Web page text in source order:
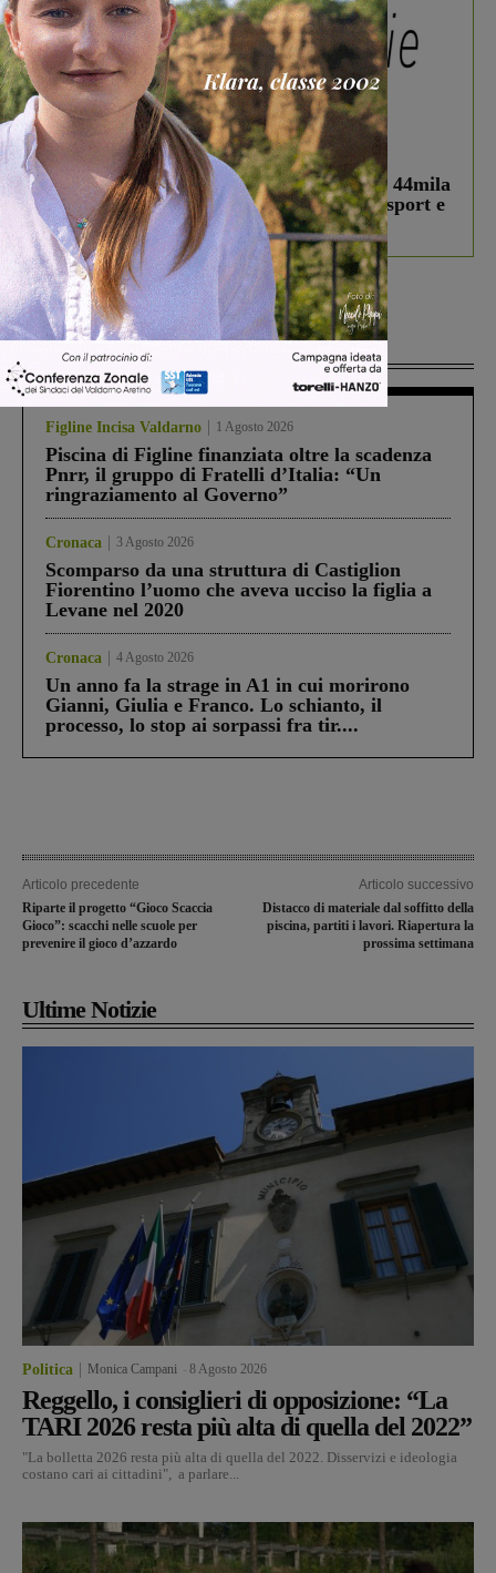
In vetrina 3 Agosto 2026
Estra Notizie agosto: Smart Cities, oltre 44mila
studenti coinvolti, torna il bando per lo sport e
debutta il podcast Estrair
Più lette
Figline Incisa Valdarno 1 Agosto 2026
Piscina di Figline finanziata oltre la scadenza
Pnrr, il gruppo di Fratelli d’Italia: “Un
ringraziamento al Governo”
Cronaca 3 Agosto 2026
Scomparso da una struttura di Castiglion
Fiorentino l’uomo che aveva ucciso la figlia a
Levane nel 2020
Cronaca 4 Agosto 2026
Un anno fa la strage in A1 in cui morirono
Gianni, Giulia e Franco. Lo schianto, il
processo, lo stop ai sorpassi fra tir....
Articolo precedente
Riparte il progetto “Gioco Scaccia
Gioco”: scacchi nelle scuole per
prevenire il gioco d’azzardo
Articolo successivo
Distacco di materiale dal soffitto della
piscina, partiti i lavori. Riapertura la
prossima settimana
Ultime Notizie
Politica Monica Campani 8 Agosto 2026
Reggello, i consiglieri di opposizione: “La
TARI 2026 resta più alta di quella del 2022”
"La bolletta 2026 resta più alta di quella del 2022. Disservizi e ideologia
costano cari ai cittadini", a parlare...